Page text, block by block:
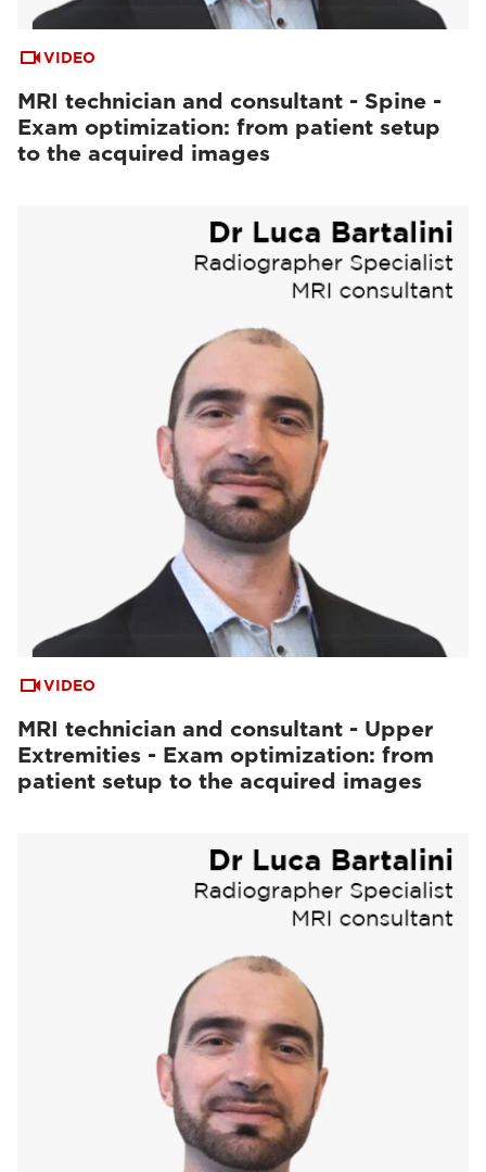
VIDEO
MRI technician and consultant - Spine -
Exam optimization: from patient setup
to the acquired images
VIDEO
MRI technician and consultant - Upper
Extremities - Exam optimization: from
patient setup to the acquired images